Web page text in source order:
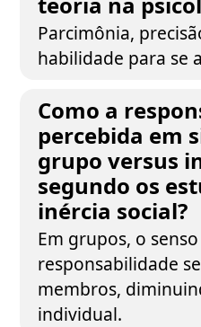
Parcimônia,
habilidade para se
Como a
percebida em
grupo versus
segundo os
inércia social?
Em grupos, o
responsabilidade
membros,
individual.